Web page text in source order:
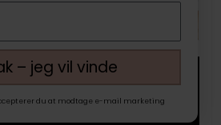
– jeg vil vinde
du at modtage e-mail marketing